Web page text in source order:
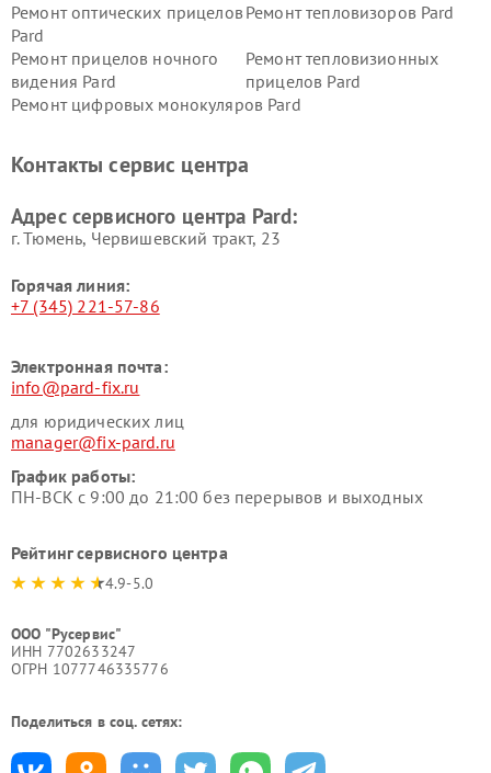
Ремонт оптических прицелов
Pard
Ремонт тепловизоров Pard
Ремонт прицелов ночного
видения Pard
Ремонт тепловизионных
прицелов Pard
Ремонт цифровых монокуляров Pard
Контакты сервис центра
Адрес сервисного центра Pard:
г. Тюмень, ​Червишевский тракт, 23
Горячая линия:
+7 (345) 221-57-86
Электронная почта:
info@pard-fix.ru
для юридических лиц
manager@fix-pard.ru
График работы:
ПН-ВСК с 9:00 до 21:00 без перерывов и выходных
Рейтинг сервисного центра
4.9-5.0
ООО "Русервис"
ИНН 7702633247
ОГРН 1077746335776
Поделиться в соц. сетях: